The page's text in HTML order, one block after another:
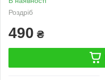
Роздріб
490 ₴